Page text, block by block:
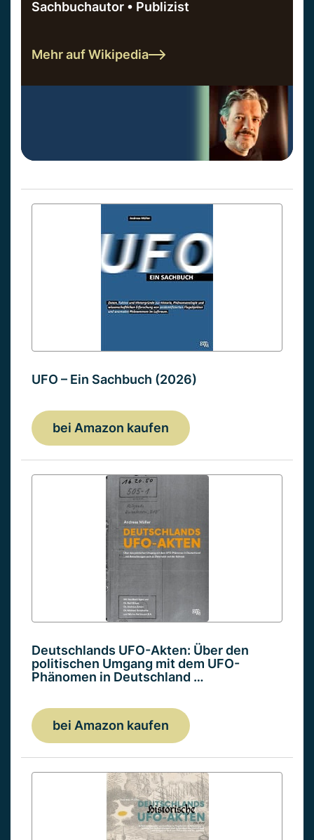
Sachbuchautor • Publizist
Mehr auf Wikipedia
UFO – Ein Sachbuch (2026)
bei Amazon kaufen
Deutschlands UFO-Akten: Über den
politischen Umgang mit dem UFO-
Phänomen in Deutschland …
bei Amazon kaufen